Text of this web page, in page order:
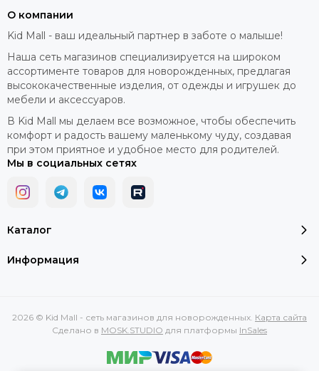
Каталог
Информация
О компании
Kid Mall - ваш идеальный партнер в заботе о малыше!
Наша сеть магазинов специализируется на широком
ассортименте товаров для новорожденных, предлагая
высококачественные изделия, от одежды и игрушек до
мебели и аксессуаров.
В Kid Mall мы делаем все возможное, чтобы обеспечить
комфорт и радость вашему маленькому чуду, создавая
при этом приятное и удобное место для родителей.
Мы в социальных сетях
2026 © Kid Mall - сеть магазинов для новорожденных. Карта сайта
Сделано в MOSK.STUDIO для платформы InSales